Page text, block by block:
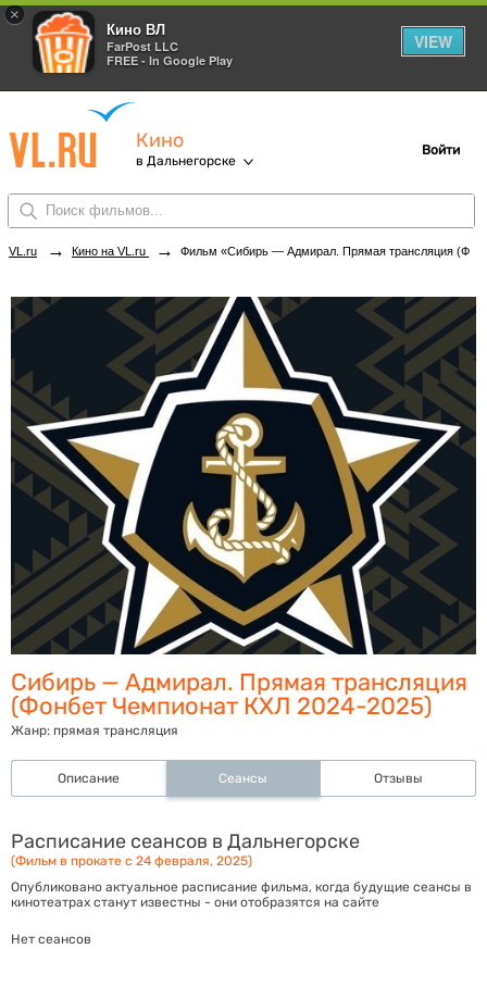
×
Кино ВЛ
FarPost LLC
FREE - In Google Play
VIEW
Кино
в Дальнегорске
Войти
VL.ru → Кино на VL.ru → Фильм «Сибирь — Адмирал. Прямая трансляция (Фонбет Чемпионат КХЛ 2024-2025)» в кинотеатрах Дальнегорска. Купить билеты!
Сибирь — Адмирал. Прямая трансляция
(Фонбет Чемпионат КХЛ 2024-2025)
Жанр: прямая трансляция
Описание Сеансы Отзывы
Расписание сеансов в Дальнегорске
(Фильм в прокате с 24 февраля, 2025)
Опубликовано актуальное расписание фильма, когда будущие сеансы в
кинотеатрах станут известны - они отобразятся на сайте
Нет сеансов